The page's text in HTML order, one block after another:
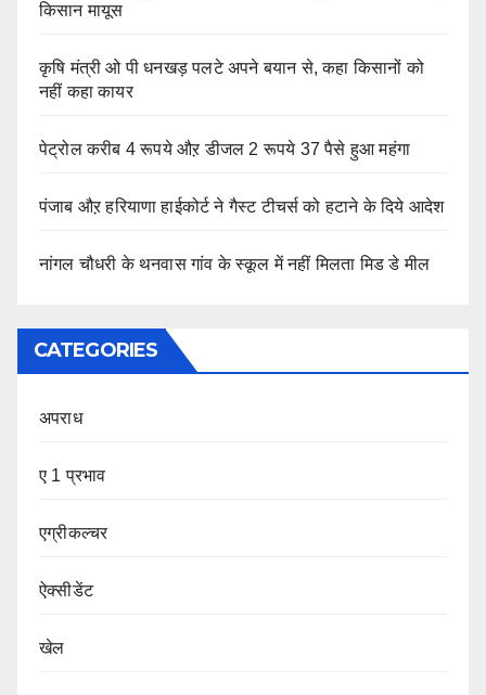
किसान मायूस
कृषि मंत्री ओ पी धनखड़ पलटे अपने बयान से, कहा किसानों को
नहीं कहा कायर
पेट्रोल करीब 4 रूपये औऱ डीजल 2 रूपये 37 पैसे हुआ महंगा
पंजाब औऱ हरियाणा हाईकोर्ट ने गैस्ट टीचर्स को हटाने के दिये आदेश
नांगल चौधरी के थनवास गांव के स्कूल में नहीं मिलता मिड डे मील
CATEGORIES
अपराध
ए 1 प्रभाव
एग्रीकल्चर
ऐक्सीडेंट
खेल